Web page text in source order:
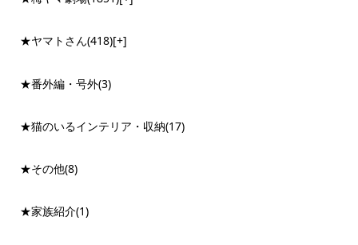
★ヤマトさん(418)[+]
★番外編・号外(3)
★猫のいるインテリア・収納(17)
★その他(8)
★家族紹介(1)